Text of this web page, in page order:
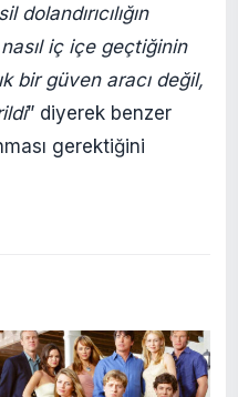
dolandırıcılığın
iç içe geçtiğinin
bir güven aracı değil,
” diyerek benzer
gerektiğini